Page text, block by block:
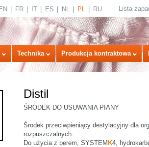
EN FR IT ES NL PL RU Lista
Technika Produkcja kontraktowa
Distil
ŚRODEK DO USUWANIA PIANY
Środek przeciwpieniący destylacyjny dla
rozpuszczalnych.
Do użycia z perem, SYSTEM K4,